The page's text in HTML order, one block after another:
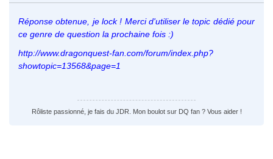
Réponse obtenue, je lock ! Merci d'utiliser le topic dédié pour
ce genre de question la prochaine fois :)
http://www.dragonquest-fan.com/forum/index.php?
showtopic=13568&page=1
Rôliste passionné, je fais du JDR. Mon boulot sur DQ fan ? Vous aider !